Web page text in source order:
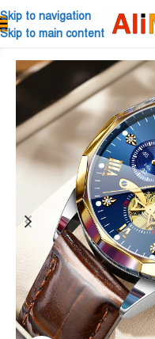
Skip to navigation
Skip to main content